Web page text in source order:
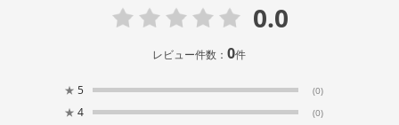
0.0
レビュー件数：0件
★ 5 (0)
★ 4 (0)